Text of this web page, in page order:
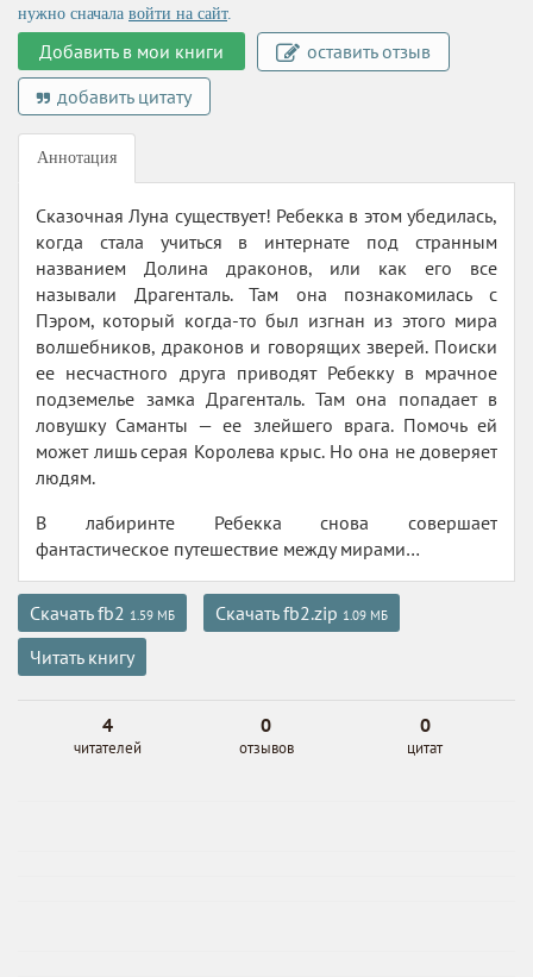
нужно сначала войти на сайт.
Добавить в мои книги
оставить отзыв
добавить цитату
Аннотация
Сказочная Луна существует! Ребекка в этом убедилась,
когда стала учиться в интернате под странным
названием Долина драконов, или как его все
называли Драгенталь. Там она познакомилась с
Пэром, который когда-то был изгнан из этого мира
волшебников, драконов и говорящих зверей. Поиски
ее несчастного друга приводят Ребекку в мрачное
подземелье замка Драгенталь. Там она попадает в
ловушку Саманты — ее злейшего врага. Помочь ей
может лишь серая Королева крыс. Но она не доверяет
людям.
В лабиринте Ребекка снова совершает
фантастическое путешествие между мирами…
Скачать fb2 1.59 МБ Скачать fb2.zip 1.09 МБ
Читать книгу
4
читателей
0
отзывов
0
цитат